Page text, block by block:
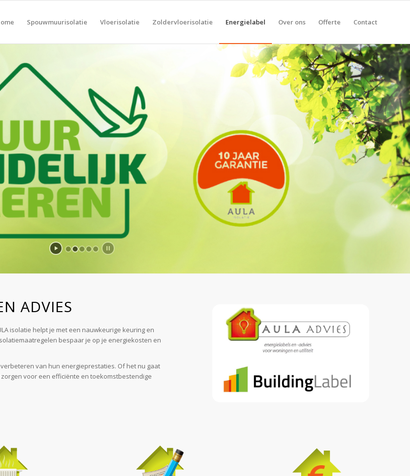
Spouwmuurisolatie Vloerisolatie Zoldervloerisolatie Energielabel Over ons Offerte Contact
ADVIES
isolatie helpt je met een nauwkeurige keuring en
bespaar je op je energiekosten en
van hun energieprestaties. Of het nu gaat
voor een efficiënte en toekomstbestendige